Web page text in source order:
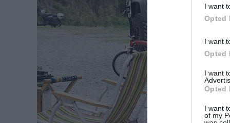
I want
Opted
I want
Opted
I want
Opted
I want
of my